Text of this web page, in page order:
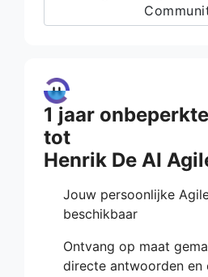
1 jaar
tot
Henrik De AI
Jouw persoonlijke
beschikbaar
Ontvang op maat
directe antwoorden en